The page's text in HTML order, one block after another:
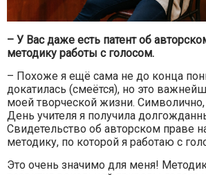
– У Вас даже есть патент об
методику работы с голосом.
– Похоже я ещё сама не до конца
докатилась (смеётся), но это
моей творческой жизни.
День учителя я получила
Свидетельство об авторском праве
методику, по которой я работаю с
Это очень значимо для меня!